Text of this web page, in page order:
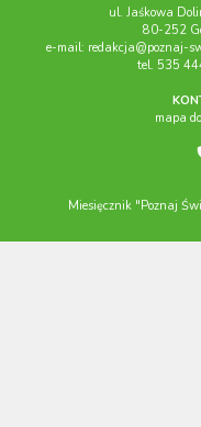
ul. Jaśkowa
80-252
e-mail: redakcja@poznaj-
tel. 535
mapa
Miesięcznik "Poznaj